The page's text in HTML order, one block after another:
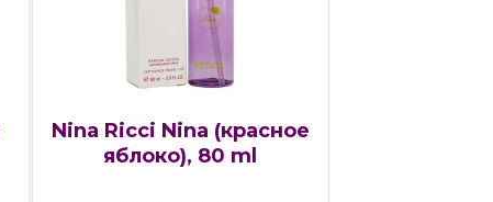
Nina Ricci Nina (красное
яблоко), 80 ml